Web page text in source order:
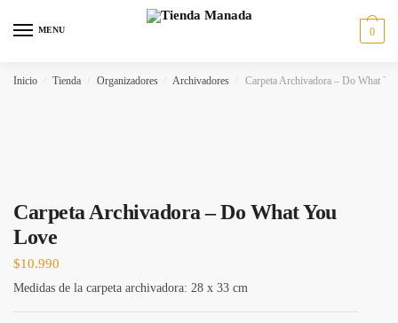
MENU 0
Inicio Tienda Organizadores Archivadores Carpeta Archivadora – Do What
Carpeta Archivadora – Do What You
Love
$10.990
Medidas de la carpeta archivadora: 28 x 33 cm